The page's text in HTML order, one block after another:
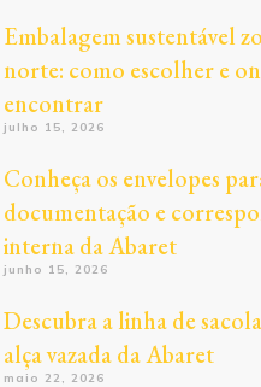
Embalagem sustentável
norte: como escolher e
encontrar
julho 15, 2026
Conheça os envelopes
documentação e
interna da Abaret
junho 15, 2026
Descubra a linha de
alça vazada da Abaret
maio 22, 2026